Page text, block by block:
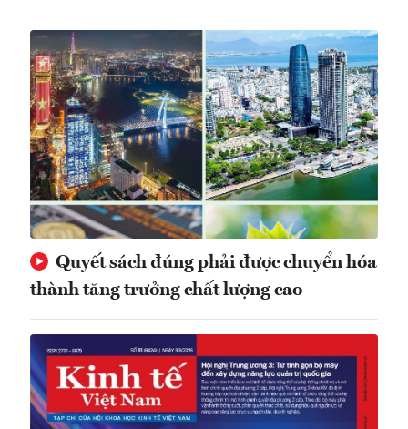
Quyết sách đúng phải được chuyển hóa
thành tăng trưởng chất lượng cao